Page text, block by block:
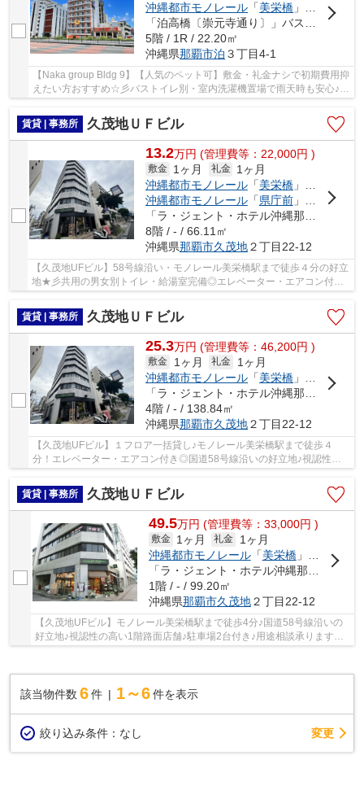
沖縄都市モノレール 「美栄橋 」駅 徒歩14分
5階 / 1R / 22.20㎡
沖縄県那覇市泊 ３丁目4-1
【Naka group Bldg 9】【人気のペット可】敷金・礼金ナシで初期費用抑
えたい方おすすめ☆彡バストイレ別・室内洗濯機置場で雨天時も安心♪防
賃貸 | 事務所
久茂地ＵＦビル
13.2万円 (管理費等：22,000円 )
敷金 1ヶ月 礼金
1ヶ月
沖縄都市モノレール「美栄橋」駅 徒歩4分
沖縄都市モノレール「県庁前」駅 徒歩11分
8階 / - / 66.11㎡
沖縄県那覇市久茂地２丁目22-12
【久茂地UFビル】58号線沿い・モノレール美栄橋駅まで徒歩４分の好立
地★彡共用の男女別トイレ・給湯室完備◎エレベーター・エアコン付き
賃貸 | 事務所
久茂地ＵＦビル
25.3万円 (管理費等：46,200円 )
敷金 1ヶ月 礼金
1ヶ月
沖縄都市モノレール 「美栄橋 」駅 徒歩4分
4階 / - / 138.84㎡
沖縄県那覇市久茂地２丁目22-12
【久茂地UFビル】１フロア一括貸し♪モノレール美栄橋駅まで徒歩４
分！エレベーター・エアコン付き◎国道58号線沿いの好立地♪視認性良
好◎男女別トイレ！用途ご相談賜ります！ ご案内随時...
賃貸 | 事務所
久茂地ＵＦビル
49.5万円 (管理費等：33,000円 )
敷金 1ヶ月 礼金
1ヶ月
沖縄都市モノレール「美栄橋」駅 徒歩4分
1階 / - / 99.20㎡
沖縄県那覇市久茂地２丁目22-12
【久茂地UFビル】モノレール美栄橋駅まで徒歩4分♪国道58号線沿いの
好立地♪視認性の高い1階路面店舗♪駐車場2台付き♪用途相談承りますの
でお問い合わせください♪
該当物件数 6件 1～6 件を表示
絞り込み条件： なし 変更